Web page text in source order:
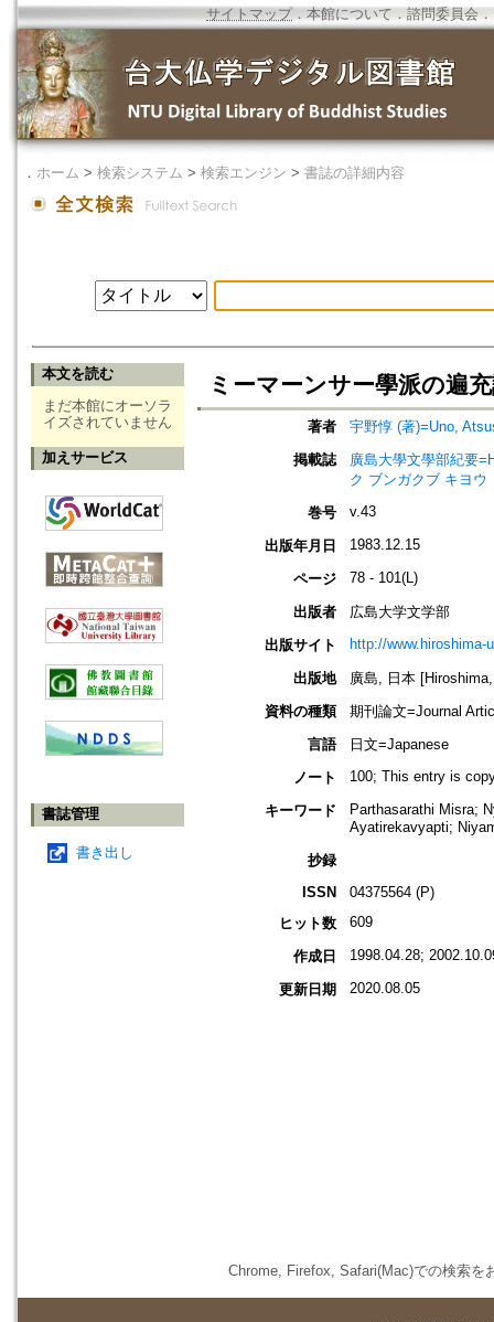
サイトマップ．本館について ． 諮問委員会 ．
． ホーム > 検索システム > 検索エンジン > 書誌の詳細内容
本文を読む
まだ本館にオーソラ
イズされていません
加えサービス
書誌管理
書き出し
ミーマーンサー學派の遍
著者
宇野惇 (著)=Uno,
掲載誌
廣島大學文學部紀要
ク ブンガクブ キヨウ
巻号
v.43
出版年月日 1983.12.15
ページ 78 - 101(L)
出版者
広島大学文学部
出版サイト
http://www.hiroshima-
出版地
廣島, 日本
資料の種類
期刊論文=Journal
言語
日文=Japanese
ノート
100; This entry is
キーワード
Parthasarathi Misra;
Ayatirekavyapti;
抄録
ISSN
04375564 (P)
ヒット数
609
作成日 1998.04.28;
更新日期 2020.08.05
Chrome, Firefox, Safari(Mac)での検索を